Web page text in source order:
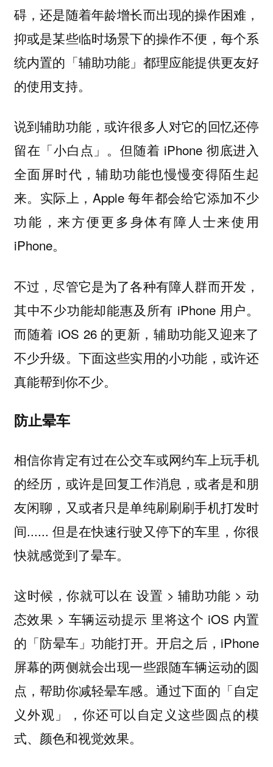
碍，还是随着年龄增长而出现的操作困难，
抑或是某些临时场景下的操作不便，每个系
统内置的「辅助功能」都理应能提供更友好
的使用支持。
说到辅助功能，或许很多人对它的回忆还停
留在「小白点」。但随着 iPhone 彻底进入
全面屏时代，辅助功能也慢慢变得陌生起
来。实际上，Apple 每年都会给它添加不少
功能，来方便更多身体有障人士来使用
iPhone。
不过，尽管它是为了各种有障人群而开发，
其中不少功能却能惠及所有 iPhone 用户。
而随着 iOS 26 的更新，辅助功能又迎来了
不少升级。下面这些实用的小功能，或许还
真能帮到你不少。
防止晕车
相信你肯定有过在公交车或网约车上玩手机
的经历，或许是回复工作消息，或者是和朋
友闲聊，又或者只是单纯刷刷刷手机打发时
间...... 但是在快速行驶又停下的车里，你很
快就感觉到了晕车。
这时候，你就可以在 设置 > 辅助功能 > 动
态效果 > 车辆运动提示 里将这个 iOS 内置
的「防晕车」功能打开。开启之后，iPhone
屏幕的两侧就会出现一些跟随车辆运动的圆
点，帮助你减轻晕车感。通过下面的「自定
义外观」，你还可以自定义这些圆点的模
式、颜色和视觉效果。